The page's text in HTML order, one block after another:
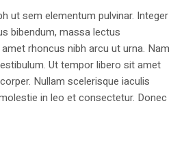
ut sem elementum pulvinar. Integer
bibendum, massa lectus
rhoncus nibh arcu ut urna. Nam
Ut tempor libero sit amet
Nullam scelerisque iaculis
in leo et consectetur. Donec